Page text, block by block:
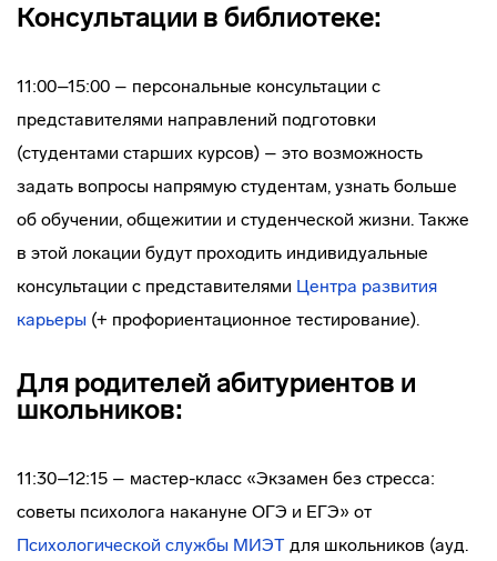
Консультации в библиотеке:
11:00–15:00 – персональные консультации с
представителями направлений подготовки
(студентами старших курсов) – это возможность
задать вопросы напрямую студентам, узнать больше
об обучении, общежитии и студенческой жизни. Также
в этой локации будут проходить индивидуальные
консультации с представителями Центра развития
карьеры (+ профориентационное тестирование).
Для родителей абитуриентов и
школьников:
11:30–12:15 – мастер-класс «Экзамен без стресса:
советы психолога накануне ОГЭ и ЕГЭ» от
Психологической службы МИЭТ для школьников (ауд.